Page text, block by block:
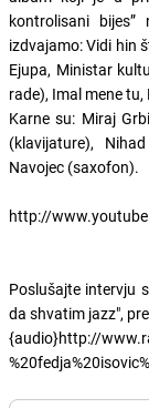
kontrolisani
izdvajamo: Vidi hin
Ejupa, Ministar
rade), Imal mene
Karne su: Miraj
(klavijature),
Navojec (saxofon).
http://
Poslušajte intervju
da shvatim jazz",
{audio}http://